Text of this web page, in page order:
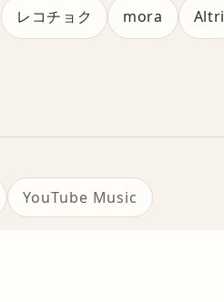
レコチョク mora Altri
YouTube Music